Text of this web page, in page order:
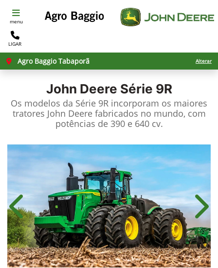
menu
LIGAR
Agro Baggio Tabaporã Alterar
John Deere Série 9R
Os modelos da Série 9R incorporam os maiores
tratores John Deere fabricados no mundo, com
potências de 390 e 640 cv.
Anterior